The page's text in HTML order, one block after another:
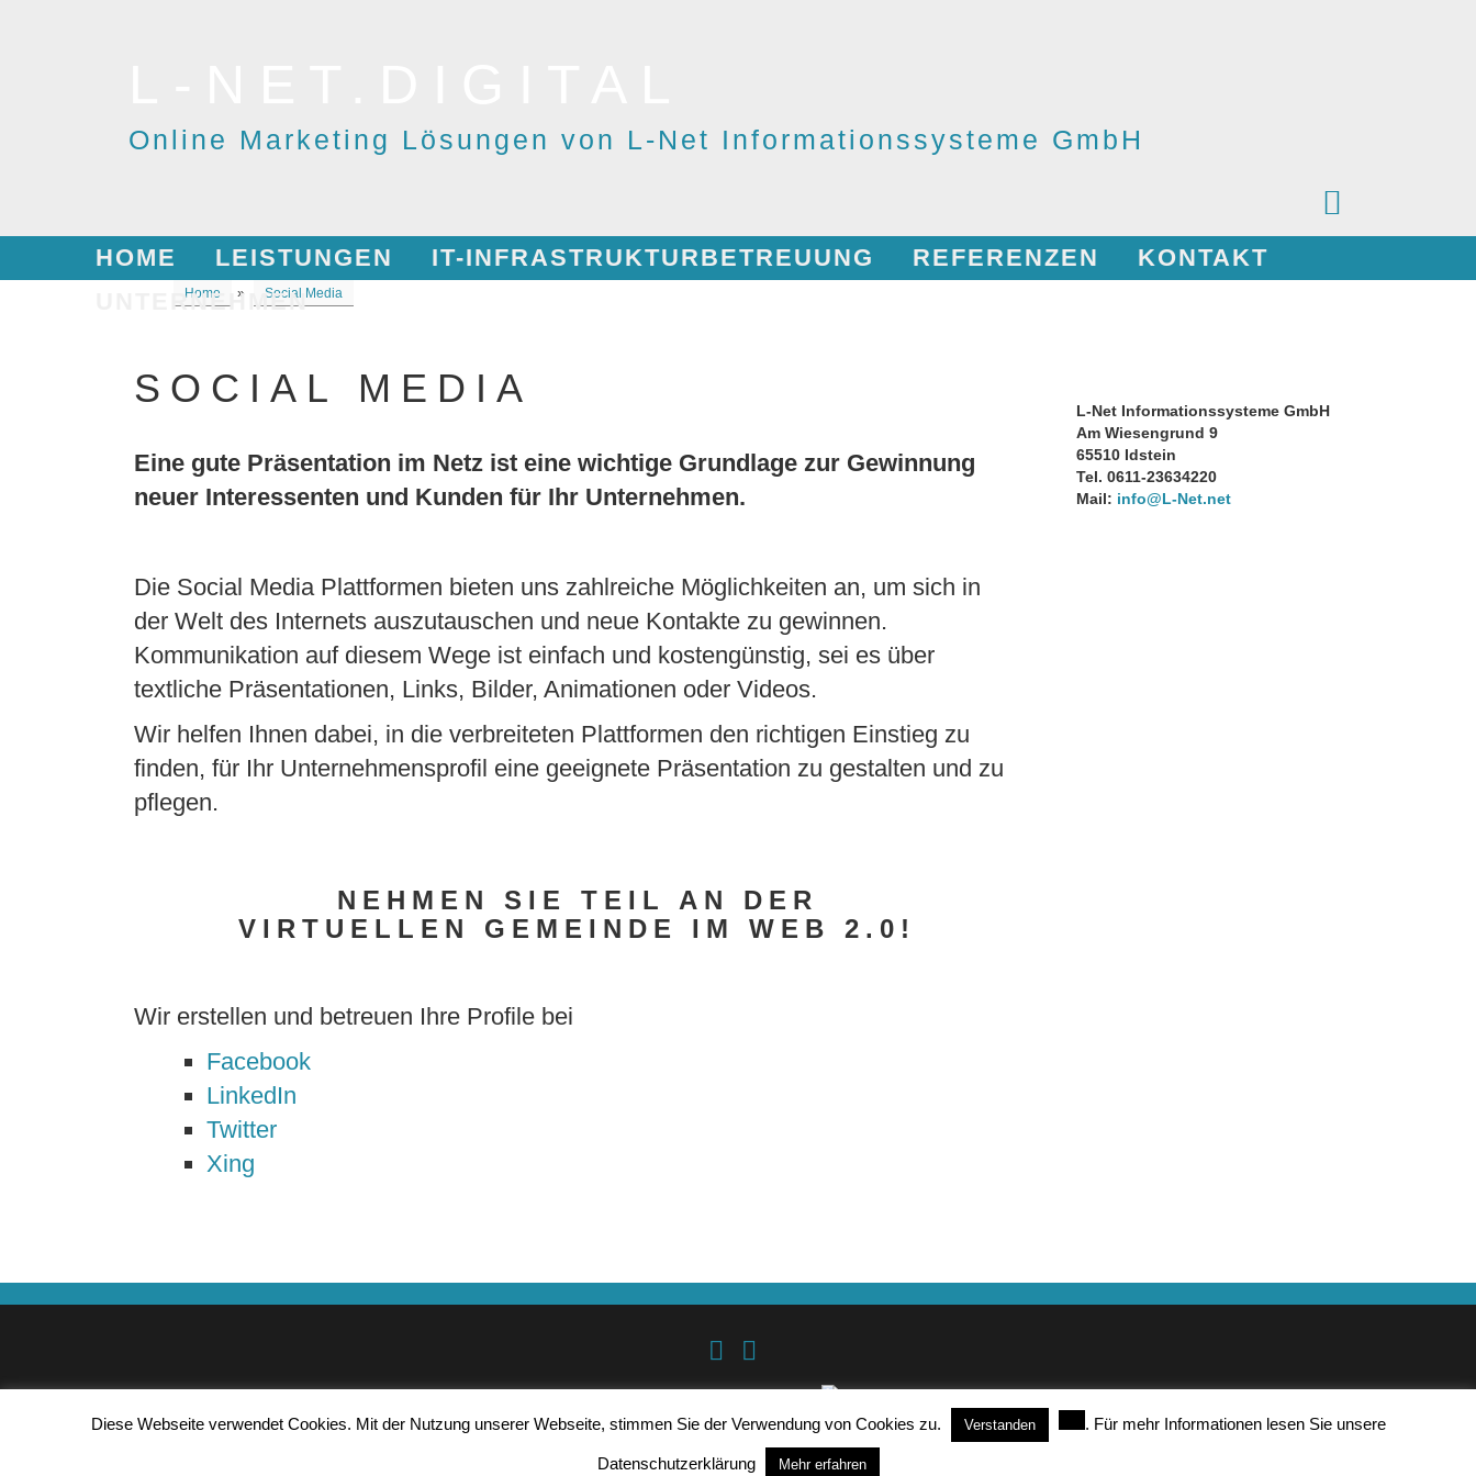
Online Marketing Lösungen von L-Net Informationssysteme GmbH
HOME LEISTUNGEN IT-INFRASTRUKTURBETREUUNG REFERENZEN
KONTAKT
UNTERNEHMEN
Home » Social Media
SOCIAL MEDIA
Eine gute Präsentation im Netz ist eine wichtige Grundlage zur Gewinnung
neuer Interessenten und Kunden für Ihr Unternehmen.
Die Social Media Plattformen bieten uns zahlreiche Möglichkeiten an, um sich in
der Welt des Internets auszutauschen und neue Kontakte zu gewinnen.
Kommunikation auf diesem Wege ist einfach und kostengünstig, sei es über
textliche Präsentationen, Links, Bilder, Animationen oder Videos.
Wir helfen Ihnen dabei, in die verbreiteten Plattformen den richtigen Einstieg zu
finden, für Ihr Unternehmensprofil eine geeignete Präsentation zu gestalten und zu
pflegen.
NEHMEN SIE TEIL AN DER
VIRTUELLEN GEMEINDE IM WEB 2.0!
Wir erstellen und betreuen Ihre Profile bei
Facebook
LinkedIn
Twitter
Xing
L-Net Informationssysteme GmbH
Am Wiesengrund 9
65510 Idstein
Tel. 0611-23634220
Mail: info@L-Net.net
@ L-Net Informationssysteme GmbH 2026
Diese Webseite verwendet Cookies. Mit der Nutzung unserer Webseite, stimmen Sie der Verwendung von Cookies zu. Verstanden . Für mehr Informationen lesen Sie unsere
Datenschutzerklärung Mehr erfahren